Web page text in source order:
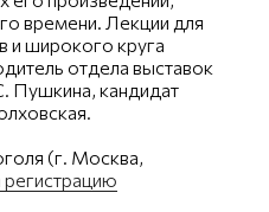
времени. Лекции для
и широкого круга
отдела выставок
Пушкина, кандидат
(г. Москва,
регистрацию